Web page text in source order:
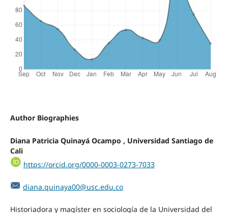
Author Biographies
Diana Patricia Quinayá Ocampo , Universidad Santiago de
Cali
https://orcid.org/0000-0003-0273-7033
diana.quinaya00@usc.edu.co
Historiadora y magíster en sociología de la Universidad del